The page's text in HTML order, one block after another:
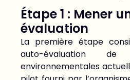
Étape 1 : Mener
évaluation
La première étape
auto-évaluation
environnementales